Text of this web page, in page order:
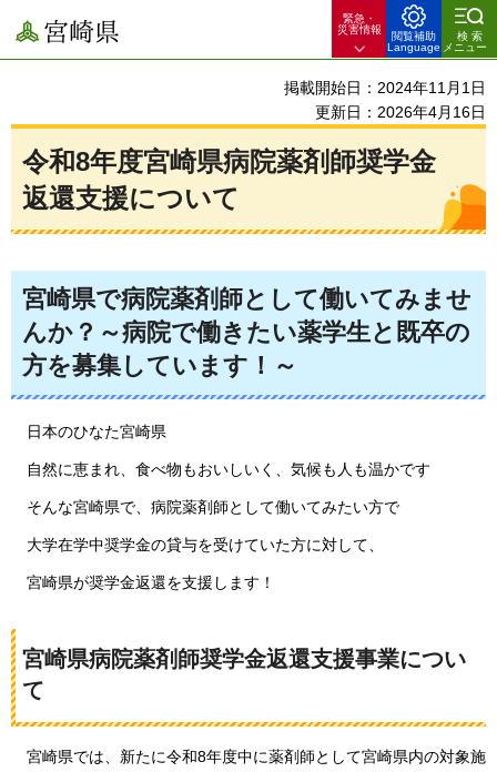
宮崎県
緊急・
災害情報
閲覧補助
Language
検索
メニュー
掲載開始日：2024年11月1日
更新日：2026年4月16日
令和8年度宮崎県病院薬剤師奨学金
返還支援について
宮崎県で病院薬剤師として働いてみませ
んか？～病院で働きたい薬学生と既卒の
方を募集しています！～
日本のひなた宮崎県
自然に恵まれ、食べ物もおいしいく、気候も人も温かです
そんな宮崎県で、病院薬剤師として働いてみたい方で
大学在学中奨学金の貸与を受けていた方に対して、
宮崎県が奨学金返還を支援します！
宮崎県病院薬剤師奨学金返還支援事業につい
て
宮崎県では、新たに令和8年度中に薬剤師として宮崎県内の対象施